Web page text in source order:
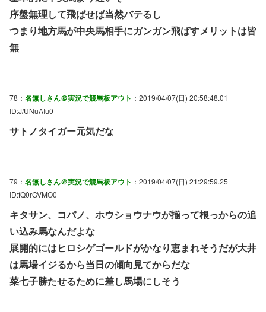
序盤無理して飛ばせば当然バテるし
つまり地方馬が中央馬相手にガンガン飛ばすメリットは皆
無
78： 名無しさん＠実況で競馬板アウト ：2019/04/07(日) 20:58:48.01
ID:J/UNuAIu0
サトノタイガー元気だな
79： 名無しさん＠実況で競馬板アウト ：2019/04/07(日) 21:29:59.25
ID:fQ0rGVMO0
キタサン、コパノ、ホウショウナウが揃って根っからの追
い込み馬なんだよな
展開的にはヒロシゲゴールドがかなり恵まれそうだが大井
は馬場イジるから当日の傾向見てからだな
菜七子勝たせるために差し馬場にしそう